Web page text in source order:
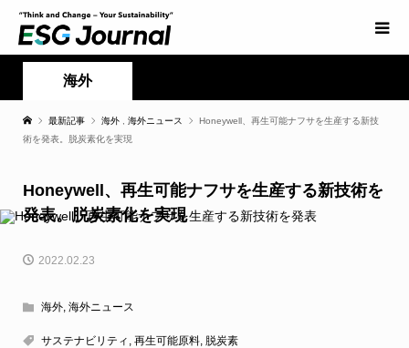
海外
最新記事 海外 海外ニュース
Honeywell、再生可能ナフサを生産する新技
術を発表。脱炭素化を実現
Honeywell、再生可能ナフサを生産する新技術を
発表。脱炭素化を実現
2022.02.23
海外, 海外ニュース
サステナビリティ , 再生可能原料, 脱炭素